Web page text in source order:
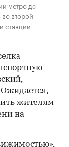
метро до
во второй
станции
жителям
на